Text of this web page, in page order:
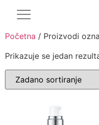
Početna / Proizvodi
Prikazuje se jedan